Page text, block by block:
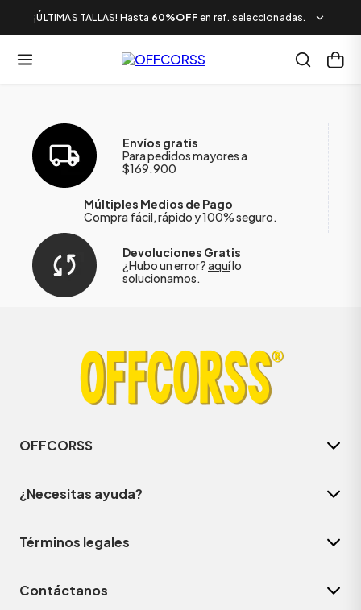
¡ÚLTIMAS TALLAS! Hasta 60%OFF en ref. seleccionadas.
Envíos gratis
Para pedidos mayores a
$169.900
Múltiples Medios de Pago
Compra fácil, rápido y 100% seguro.
Devoluciones Gratis
¿Hubo un error?aquílo
solucionamos.
OFFCORSS
¿Necesitas ayuda?
Términos legales
Contáctanos